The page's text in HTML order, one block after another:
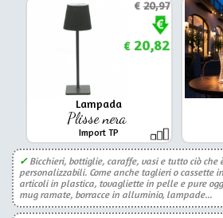
Lampada
Plisse nera
Import TP
€20,97
€20,82
✓Bicchieri, bottiglie, caraffe, vasi e tutto ciò che
personalizzabili. Come anche taglieri o cassette
articoli in plastica, tovagliette in pelle e pure
mug ramate, borracce in alluminio, lampade...